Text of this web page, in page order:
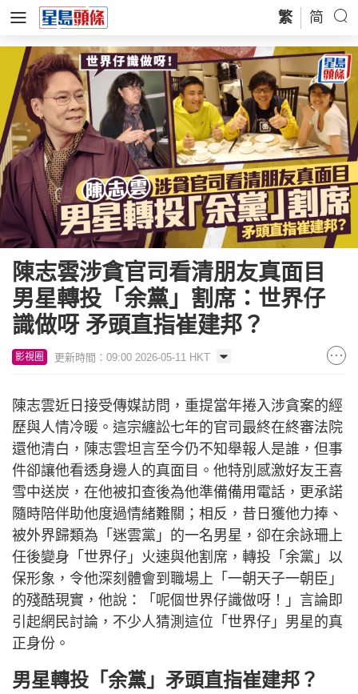
繁 简
陳志雲涉貪官司看清朋友真面目
男星轉投「余黨」割席：世界仔
識做呀 矛頭直指崔建邦？
影視圈 更新時間：09:00 2026-05-11 HKT
陳志雲近日接受傳媒訪問，重提當年捲入涉貪案的經
歷與人情冷暖。這宗纏訟七年的官司最終在終審法院
還他清白，陳志雲坦言至今仍不知舉報人是誰，但事
件卻讓他看透身邊人的真面目。他特別感激好友王喜
雪中送炭，在他被扣查後為他準備備用電話，更承諾
隨時陪伴助他度過情緒難關；相反，昔日獲他力捧、
被外界歸類為「迷雲黨」的一名男星，卻在余詠珊上
任後變身「世界仔」火速與他割席，轉投「余黨」以
保形象，令他深刻體會到職場上「一朝天子一朝臣」
的殘酷現實，他說：「呢個世界仔識做呀！」言論即
引起網民討論，不少人猜測這位「世界仔」男星的真
正身份。
男星轉投「余黨」矛頭直指崔建邦？